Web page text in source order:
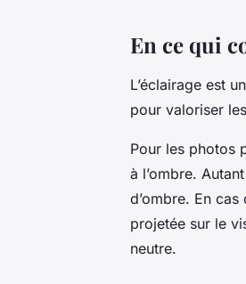
En ce qui
L’éclairage est
pour valoriser
Pour les photos
à l’ombre.
d’ombre. En
projetée sur le
neutre.